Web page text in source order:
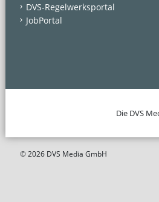
DVS-Regelwerksportal
JobPortal
Die DVS
© 2026 DVS Media GmbH